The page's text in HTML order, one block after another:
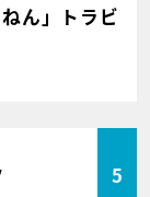
ん」トラビ
5